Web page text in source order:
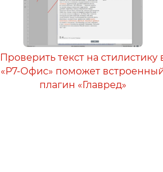
Проверить текст на стилистику
«Р7-Офис» поможет
плагин «Главред»